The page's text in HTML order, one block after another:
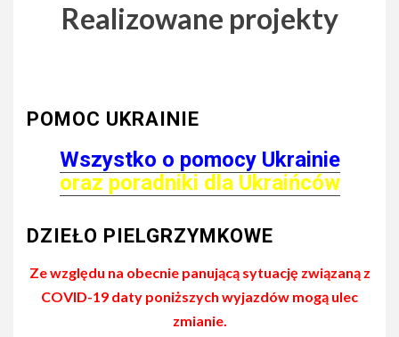
Realizowane projekty
POMOC UKRAINIE
Wszystko o pomocy Ukrainie
oraz poradniki dla Ukraińców
DZIEŁO PIELGRZYMKOWE
Ze względu na obecnie panującą sytuację związaną z
COVID-19 daty poniższych wyjazdów mogą ulec
zmianie.